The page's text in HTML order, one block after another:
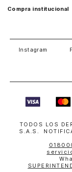
Compra institucional
Instagram
TODOS LOS
S.A.S.